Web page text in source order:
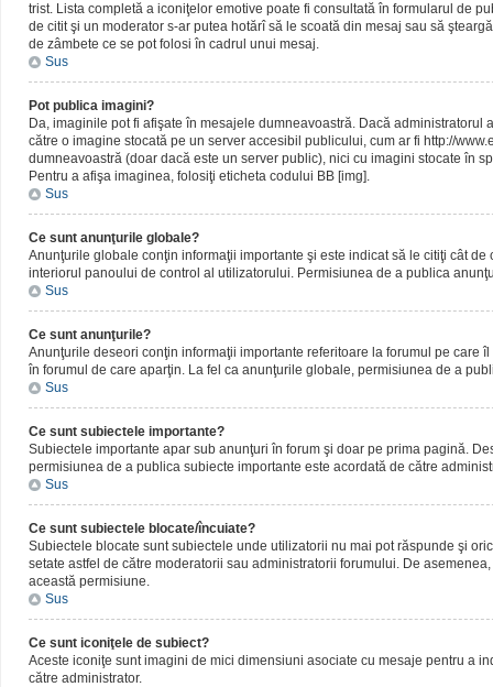
trist. Lista completă a iconiţelor emotive poate fi consultată în formularul de
de citit şi un moderator s-ar putea hotărî să le scoată din mesaj sau să
de zâmbete ce se pot folosi în cadrul unui mesaj.
Sus
Pot publica imagini?
Da, imaginile pot fi afişate în mesajele dumneavoastră. Dacă
către o imagine stocată pe un server accesibil publicului, cum ar fi http://
dumneavoastră (doar dacă este un server public), nici cu imagini stocate în
Pentru a afişa imaginea, folosiţi eticheta codului BB [img].
Sus
Ce sunt anunţurile globale?
Anunţurile globale conţin informaţii importante şi este indicat să le citiţi cât
interiorul panoului de control al utilizatorului. Permisiunea de a publica
Sus
Ce sunt anunţurile?
Anunţurile deseori conţin informaţii importante referitoare la forumul pe care
în forumul de care aparţin. La fel ca anunţurile globale, permisiunea de a
Sus
Ce sunt subiectele importante?
Subiectele importante apar sub anunţuri în forum şi doar pe prima pagină.
permisiunea de a publica subiecte importante este acordată de către
Sus
Ce sunt subiectele blocate/încuiate?
Subiectele blocate sunt subiectele unde utilizatorii nu mai pot răspunde şi
setate astfel de către moderatorii sau administratorii forumului. De
această permisiune.
Sus
Ce sunt iconiţele de subiect?
Aceste iconiţe sunt imagini de mici dimensiuni asociate cu mesaje pentru a
către administrator.